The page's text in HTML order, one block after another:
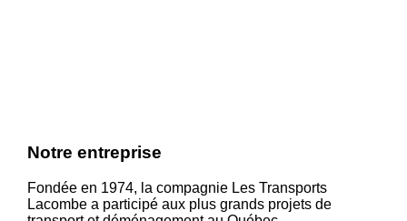
Notre entreprise
Fondée en 1974, la compagnie Les Transports
Lacombe a participé aux plus grands projets de